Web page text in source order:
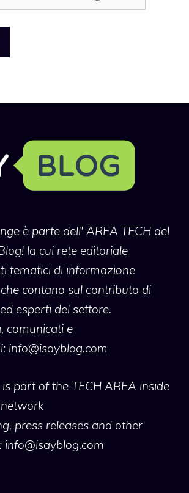
è parte dell' AREA TECH del
la cui rete editoriale
tematici di informazione
contano sul contributo di
esperti del settore.
comunicati e
info@isayblog.com
is part of the TECH AREA inside
press releases and other
info@isayblog.com